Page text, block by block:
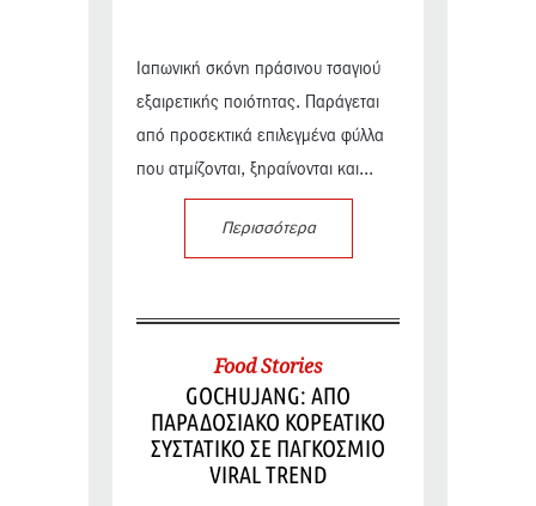
Ιαπωνική σκόνη πράσινου τσαγιού
εξαιρετικής ποιότητας. Παράγεται
από προσεκτικά επιλεγμένα φύλλα
που ατμίζονται, ξηραίνονται και...
Περισσότερα
Food Stories
GOCHUJANG: ΑΠΟ
ΠΑΡΑΔΟΣΙΑΚΟ ΚΟΡΕΑΤΙΚΟ
ΣΥΣΤΑΤΙΚΟ ΣΕ ΠΑΓΚΟΣΜΙΟ
VIRAL TREND